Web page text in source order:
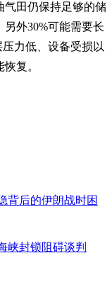
气田仍保持足够的储
外30%可能需要长
力低、设备受损以
复。
背后的伊朗战时困
峡封锁阻碍谈判